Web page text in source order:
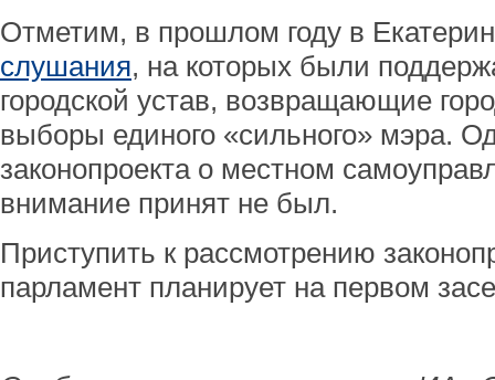
Отметим, в прошлом году в
слушания, на которых были
городской устав, возвращающие
выборы единого «сильного» мэра.
законопроекта о местном
внимание принят не был.
Приступить к рассмотрению
парламент планирует на первом